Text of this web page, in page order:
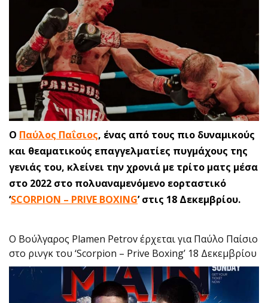
Ο Παύλος Παΐσιος, ένας από τους πιο δυναμικούς
και θεαματικούς επαγγελματίες πυγμάχους της
γενιάς του, κλείνει την χρονιά με τρίτο ματς μέσα
στο 2022 στο πολυαναμενόμενο εορταστικό
‘SCORPION – PRIVE BOXING’ στις 18 Δεκεμβρίου.
O Βούλγαρος Plamen Petrov έρχεται για Παύλο Παίσιο
στο ρινγκ του ‘Scorpion – Prive Boxing’ 18 Δεκεμβρίου